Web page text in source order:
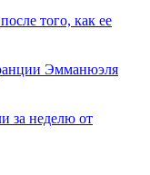
того, как ее
Эмманюэля
за неделю от